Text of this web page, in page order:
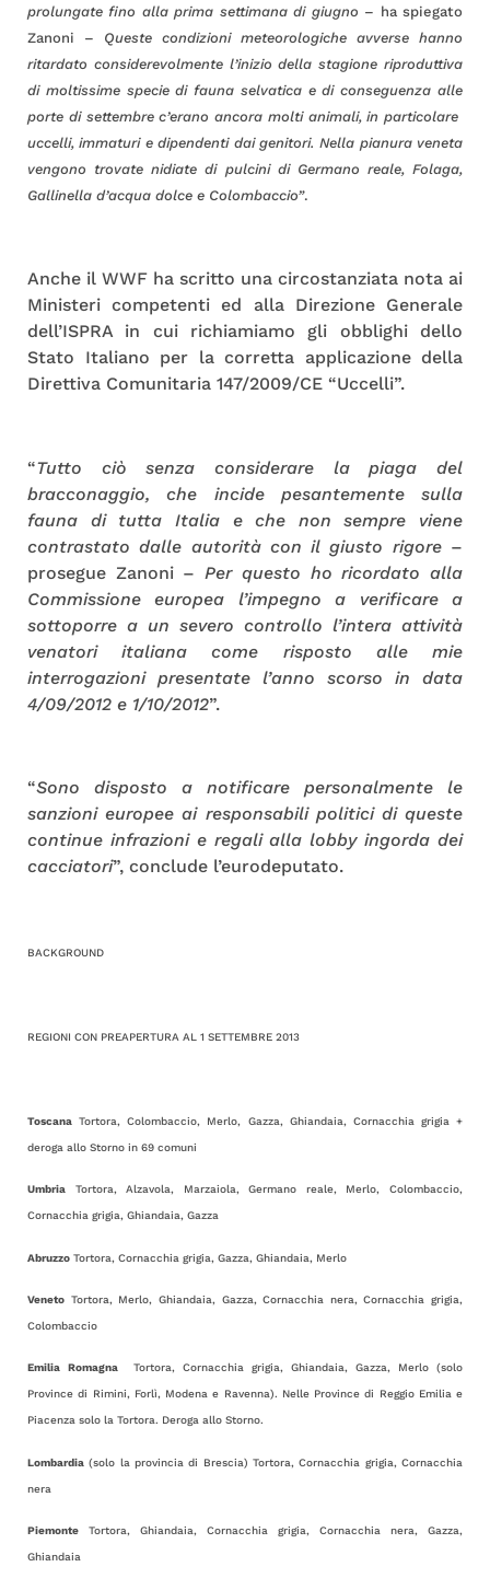
prolungate fino alla prima settimana di giugno – ha spiegato
Zanoni – Queste condizioni meteorologiche avverse hanno
ritardato considerevolmente l’inizio della stagione riproduttiva
di moltissime specie di fauna selvatica e di conseguenza alle
porte di settembre c’erano ancora molti animali, in particolare
uccelli, immaturi e dipendenti dai genitori. Nella pianura veneta
vengono trovate nidiate di pulcini di Germano reale, Folaga,
Gallinella d’acqua dolce e Colombaccio”.
Anche il WWF ha scritto una circostanziata nota ai
Ministeri competenti ed alla Direzione Generale
dell’ISPRA in cui richiamiamo gli obblighi dello
Stato Italiano per la corretta applicazione della
Direttiva Comunitaria 147/2009/CE “Uccelli”.
“Tutto ciò senza considerare la piaga del
bracconaggio, che incide pesantemente sulla
fauna di tutta Italia e che non sempre viene
contrastato dalle autorità con il giusto rigore–
prosegue Zanoni – Per questo ho ricordato alla
Commissione europea l’impegno a verificare a
sottoporre a un severo controllo l’intera attività
venatori italiana come risposto alle mie
interrogazioni presentate l’anno scorso in data
4/09/2012 e 1/10/2012”.
“Sono disposto a notificare personalmente le
sanzioni europee ai responsabili politici di queste
continue infrazioni e regali alla lobby ingorda dei
cacciatori”, conclude l’eurodeputato.
BACKGROUND
REGIONI CON PREAPERTURA AL 1 SETTEMBRE 2013
Toscana Tortora, Colombaccio, Merlo, Gazza, Ghiandaia, Cornacchia grigia +
deroga allo Storno in 69 comuni
Umbria Tortora, Alzavola, Marzaiola, Germano reale, Merlo, Colombaccio,
Cornacchia grigia, Ghiandaia, Gazza
Abruzzo Tortora, Cornacchia grigia, Gazza, Ghiandaia, Merlo
Veneto Tortora, Merlo, Ghiandaia, Gazza, Cornacchia nera, Cornacchia grigia,
Colombaccio
Emilia Romagna Tortora, Cornacchia grigia, Ghiandaia, Gazza, Merlo (solo
Province di Rimini, Forlì, Modena e Ravenna). Nelle Province di Reggio Emilia e
Piacenza solo la Tortora. Deroga allo Storno.
Lombardia (solo la provincia di Brescia) Tortora, Cornacchia grigia, Cornacchia
nera
Piemonte Tortora, Ghiandaia, Cornacchia grigia, Cornacchia nera, Gazza,
Ghiandaia